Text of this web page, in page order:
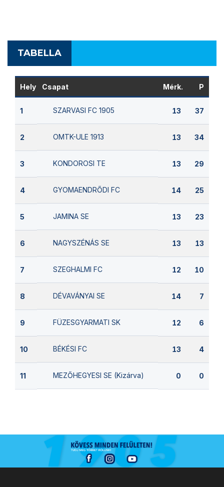
TABELLA
Hely Csapat Mérk. P
1 SZARVASI FC 1905 13 37
2 OMTK-ULE 1913 13 34
3 KONDOROSI TE 13 29
4 GYOMAENDRŐDI FC 14 25
5 JAMINA SE 13 23
6 NAGYSZÉNÁS SE 13 13
7 SZEGHALMI FC 12 10
8 DÉVAVÁNYAI SE 14 7
9 FÜZESGYARMATI SK 12 6
10 BÉKÉSI FC 13 4
11 MEZŐHEGYESI SE (Kizárva) 0 0